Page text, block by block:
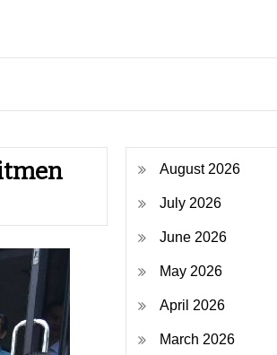
August 2026
July 2026
June 2026
May 2026
April 2026
March 2026